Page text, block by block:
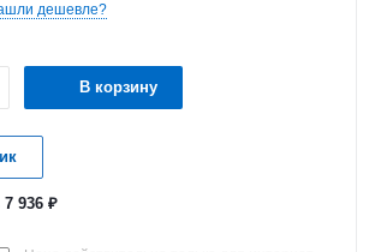
дешевле?
В корзину
7 936 ₽